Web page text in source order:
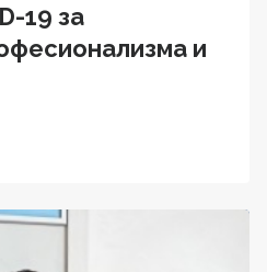
19 за
и